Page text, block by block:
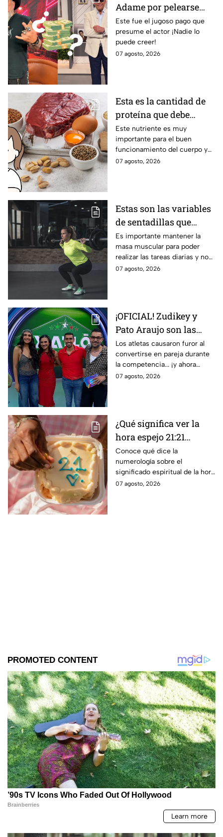
Adame por pelearse
con Carlos Trejo en
Ring Royale
Este fue el jugoso pago que
presume el actor ¡Nadie lo
puede creer!
07 agosto, 2026
Esta es la cantidad de
proteína que debe
consumir una mujer
mayor de 50 para
mantener el músculo
Este nutriente es muy
importante para el buen
funcionamiento del cuerpo y
se deben ingerir de manera
07 agosto, 2026
Estas son las variables
de sentadillas que
debes elegir después de
los 50, según los
entrenadores
Es importante mantener la
masa muscular para poder
realizar las tareas diarias y no
sufrir sarcopenia.
07 agosto, 2026
¡OFICIAL! Zudikey y
Pato Araujo son las
primeras leyendas
CONFIRMADAS para la
décima temporada de
Exatlón México
Los atletas causaron furor al
convertirse en pareja durante
la competencia... ¡y ahora
vuelven a ella cuatro años
07 agosto, 2026
¿Qué significa ver la
hora espejo 21:21
constantemente según
la numerología?
Conoce qué dice la
numerología sobre el
significado espiritual de la hora
espejo 21:21, un mensaje
07 agosto, 2026